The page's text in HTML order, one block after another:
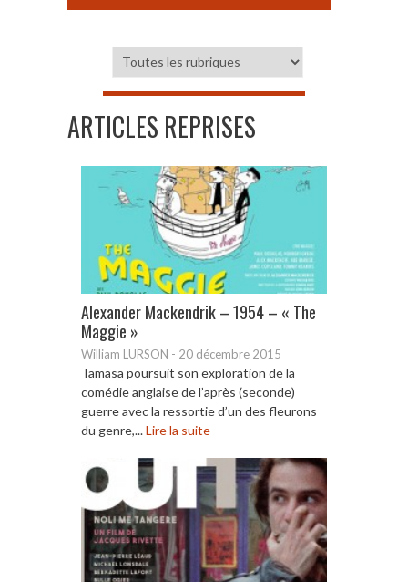
ARTICLES REPRISES
Alexander Mackendrik – 1954 – « The
Maggie »
William LURSON - 20 décembre 2015
Tamasa poursuit son exploration de la
comédie anglaise de l’après (seconde)
guerre avec la ressortie d’un des fleurons
du genre,...Lire la suite